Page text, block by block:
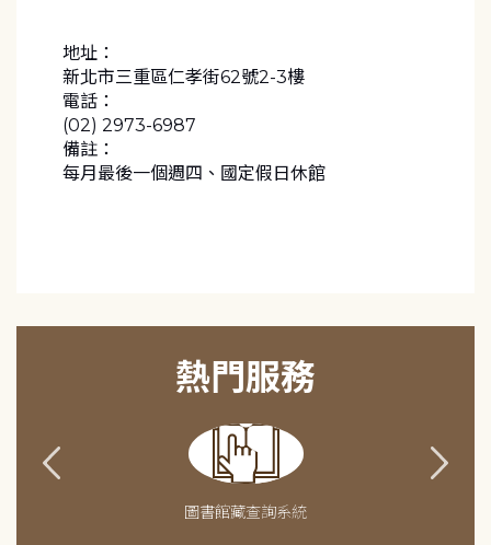
地址：
新北市三重區仁孝街62號2-3樓
電話：
(02) 2973-6987
備註：
每月最後一個週四、國定假日休館
熱門服務
圖書館藏查詢系統